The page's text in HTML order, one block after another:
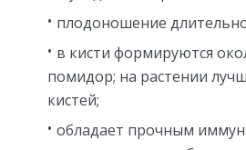
плодоношение
в кисти формируются
помидор; на растении
кистей;
обладает прочным